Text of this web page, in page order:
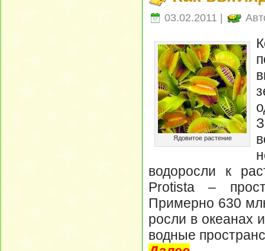
03.02.2011 |
Ядовитое растение
водоросли к
Protista –
Примерно 630
росли в океанах
водные